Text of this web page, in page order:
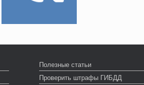
Полезные статьи
Проверить штрафы ГИБДД